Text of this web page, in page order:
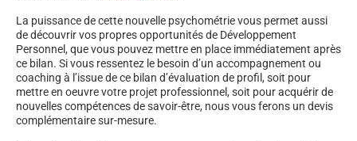
La puissance de cette nouvelle psychométrie vous permet aussi
de découvrir vos propres opportunités de Développement
Personnel, que vous pouvez mettre en place immédiatement après
ce bilan. Si vous ressentez le besoin d’un accompagnement ou
coaching à l’issue de ce bilan d’évaluation de profil, soit pour
mettre en oeuvre votre projet professionnel, soit pour acquérir de
nouvelles compétences de savoir-être, nous vous ferons un devis
complémentaire sur-mesure.